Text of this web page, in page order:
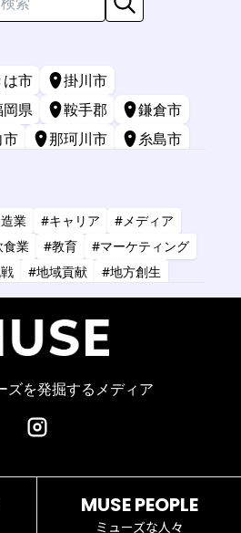
は市
掛川市
岡県 鞍手郡
鎌倉市
市 那珂川市
糸島市
業 #キャリア
#メディア
業 #教育
#マーケティング
#地域貢献
#地方創生
ティスト #金融
#IT
#コーチング
#コンサルタント
設 #小売業 #経営
ズを発掘するメディア
MUSE PEOPLE
ミューズな人々